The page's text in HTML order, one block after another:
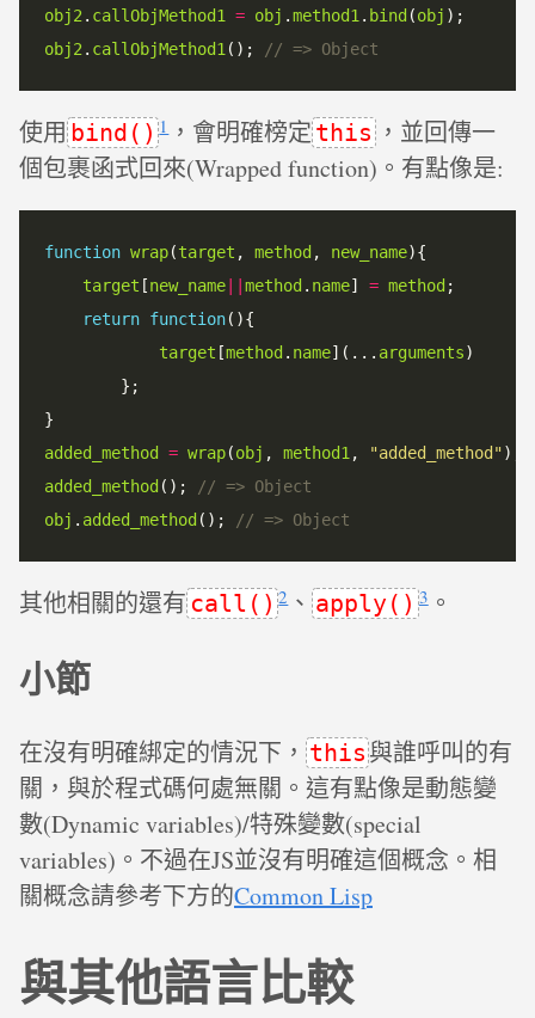
obj2 . callObjMethod1 = obj .method1 . bind (obj
obj2 . callObjMethod1 ();
使用 bind() 1，會明確榜定this，並回傳一
個包裹函式回來(Wrapped function)。有點像是:
function wrap(target , method , new_name){
target [new_name method . name] = method ;
return function(){
target [method . name](... arguments)
        };
added_method
= wrap(obj , method1 , "added_method"
added_method ();
obj . added_method ();
其他相關的還有 call() 2、apply() 3。
小節
在沒有明確綁定的情況下， this 與誰呼叫的有
關，與於程式碼何處無關。這有點像是動態變
數(Dynamic variables)/特殊變數(special
variables)。不過在JS並沒有明確這個概念。相
關概念請參考下方的Common Lisp
與其他語言比較